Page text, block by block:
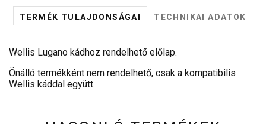
TERMÉK TULAJDONSÁGAI TECHNIKAI ADATOK
Wellis Lugano kádhoz rendelhető előlap.
Önálló termékként nem rendelhető, csak a kompatibilis
Wellis káddal együtt.